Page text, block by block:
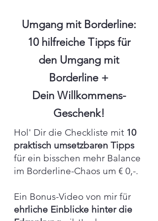
Umgang mit Borderline:
10 hilfreiche Tipps für
den Umgang mit
Borderline +
Dein Willkommens-
Geschenk!
Hol' Dir die Checkliste mit 10
praktisch umsetzbaren Tipps
für ein bisschen mehr Balance
im Borderline-Chaos um € 0,-.
Ein Bonus-Video von mir für
ehrliche Einblicke hinter die